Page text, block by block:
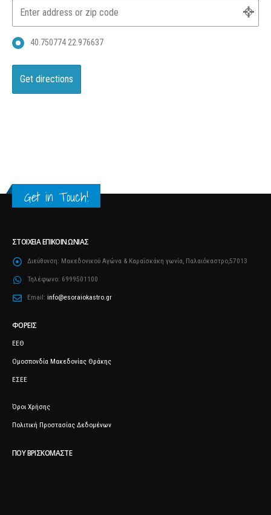
40.750774 22.976637
Get in Touch!
ΣΤΟΙΧΕΊΑ ΕΠΙΚΟΙΝΩΝΊΑΣ
Διεύθυνση: Μακεδονικού Αγώνα & Καραΐσκάκη γωνία, Παλαιόκαστρο,57013
Τηλέφωνο: 6999501100
Email: info@esoraiokastro.gr
ΦΟΡΕΊΣ
ΕΕΘ
Ομοσπονδία Μακεδονίας Θράκης
ΕΣΕΕ
Όροι Χρήσης
Πολιτική Προστασίας Δεδομένων
ΠΟΥ ΒΡΙΣΚΌΜΑΣΤΕ